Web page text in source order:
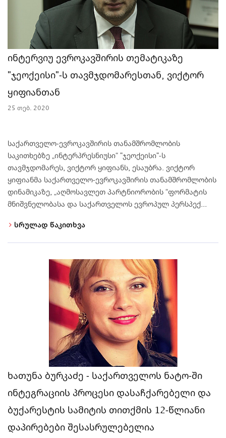
ინტერვიუ ევროკავშირის თემატიკაზე
"ჯეოქეისი"-ს თავმჯდომარესთან, ვიქტორ
ყიფიანთან
25 თებ. 2020
საქართველო-ევროკავშირის თანამშრომლობის
საკითხებზე „ინტერპრესნიუსი“ "ჯეოქეისი"-ს
თავმჯდომარეს, ვიქტორ ყიფიანს, ესაუბრა. ვიქტორ
ყიფიანმა საქართველო-ევროკავშირის თანამშრომლობის
დინამიკაზე, „აღმოსავლეთ პარტნიორობის “ფორმატის
მნიშვნელობასა და საქართველოს ევროპულ პერსპექ...
სრულად წაკითხვა
ხათუნა ბურკაძე - საქართველოს ნატო-ში
ინტეგრაციის პროცესი დასაჩქარებელი და
ბუქარესტის სამიტის თითქმის 12-წლიანი
დაპირებები შესასრულებელია